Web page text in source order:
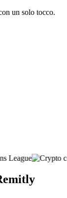
un solo tocco.